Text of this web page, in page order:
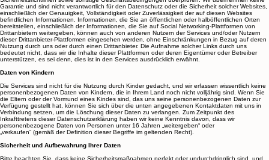
Die Services können Links zu Websites oder anderen Online-Plattformen bereitstellen, die von
Drittanbietern betrieben werden. Wenn Sie Links zu Websites folgen, die keine Affiliate-Websites
sind oder nicht von uns kontrolliert werden, sollten Sie deren Datenschutz- und
Sicherheitsrichtlinien sowie sonstige Geschäftsbedingungen überprüfen. Wir übernehmen keine
Garantie und sind nicht verantwortlich für den Datenschutz oder die Sicherheit solcher Websites,
einschließlich der Genauigkeit, Vollständigkeit oder Zuverlässigkeit der auf diesen Websites
befindlichen Informationen. Informationen, die Sie an öffentlichen oder halböffentlichen Orten
bereitstellen, einschließlich der Informationen, die Sie auf Social Networking-Plattformen von
Drittanbietern weitergeben, können auch von anderen Nutzern der Services und/oder Nutzern
dieser Drittanbieter-Plattformen eingesehen werden, ohne Einschränkungen in Bezug auf deren
Nutzung durch uns oder durch einen Drittanbieter. Die Aufnahme solcher Links durch uns
bedeutet nicht, dass wir die Inhalte dieser Plattformen oder deren Eigentümer oder Betreiber
unterstützen, es sei denn, dies ist in den Services ausdrücklich erwähnt.
Daten von Kindern
Die Services sind nicht für die Nutzung durch Kinder gedacht, und wir erfassen wissentlich keine
personenbezogenen Daten von Kindern, die in Ihrem Land noch nicht volljährig sind. Wenn Sie
die Eltern oder der Vormund eines Kindes sind, das uns seine personenbezogenen Daten zur
Verfügung gestellt hat, können Sie sich über die unten angegebenen Kontaktdaten mit uns in
Verbindung setzen, um die Löschung dieser Daten zu verlangen. Zum Zeitpunkt des
Inkrafttretens dieser Datenschutzerklärung haben wir keine Kenntnis davon, dass wir
personenbezogene Daten von Personen unter 16 Jahren „weitergeben“ oder
„verkaufen“ (gemäß der Definition dieser Begriffe im geltenden Recht).